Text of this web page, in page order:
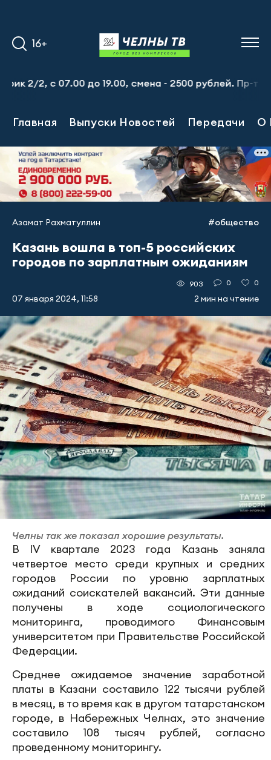
16+
с 07.00 до 19.00, смена - 2500 рублей. Пр-т
Главная Выпуски Новостей Передачи О
Азамат Рахматуллин #общество
Казань вошла в топ-5 российских
городов по зарплатным ожиданиям
07 января 2024, 11:58
903 0 0
2 мин на чтение
Челны так же показал хорошие результаты.
В IV квартале 2023 года Казань заняла
четвертое место среди крупных и средних
городов России по уровню зарплатных
ожиданий соискателей вакансий. Эти данные
получены в ходе социологического
мониторинга, проводимого Финансовым
университетом при Правительстве Российской
Федерации.
Среднее ожидаемое значение заработной
платы в Казани составило 122 тысячи рублей
в месяц, в то время как в другом татарстанском
городе, в Набережных Челнах, это значение
составило 108 тысяч рублей, согласно
проведенному мониторингу.